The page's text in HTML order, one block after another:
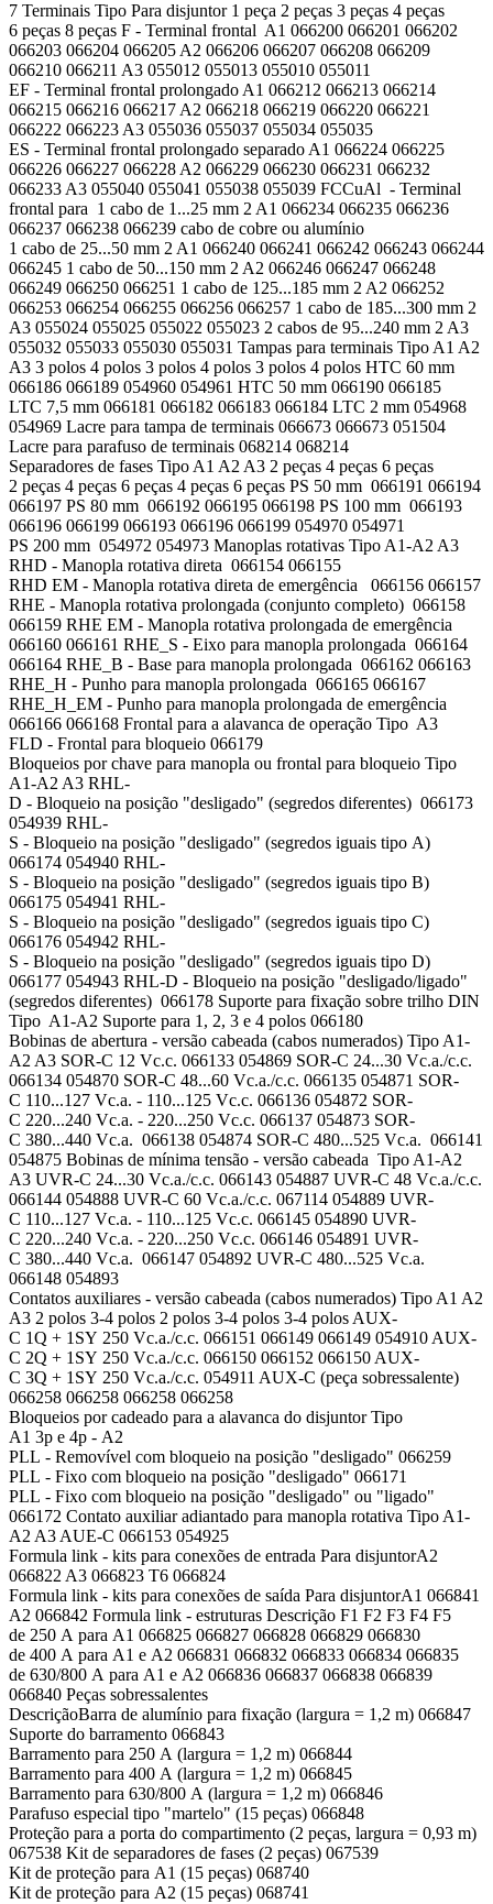
7 Terminais Tipo Para disjuntor 1 peça 2 peças 3 peças 4 peças
6 peças 8 peças F - Terminal frontal A1 066200 066201 066202
066203 066204 066205 A2 066206 066207 066208 066209
066210 066211 A3 055012 055013 055010 055011
EF - Terminal frontal prolongado A1 066212 066213 066214
066215 066216 066217 A2 066218 066219 066220 066221
066222 066223 A3 055036 055037 055034 055035
ES - Terminal frontal prolongado separado A1 066224 066225
066226 066227 066228 A2 066229 066230 066231 066232
066233 A3 055040 055041 055038 055039 FCCuAl - Terminal
frontal para 1 cabo de 1...25 mm 2 A1 066234 066235 066236
066237 066238 066239 cabo de cobre ou alumínio
1 cabo de 25...50 mm 2 A1 066240 066241 066242 066243 066244
066245 1 cabo de 50...150 mm 2 A2 066246 066247 066248
066249 066250 066251 1 cabo de 125...185 mm 2 A2 066252
066253 066254 066255 066256 066257 1 cabo de 185...300 mm 2
A3 055024 055025 055022 055023 2 cabos de 95...240 mm 2 A3
055032 055033 055030 055031 Tampas para terminais Tipo A1 A2
A3 3 polos 4 polos 3 polos 4 polos 3 polos 4 polos HTC 60 mm
066186 066189 054960 054961 HTC 50 mm 066190 066185
LTC 7,5 mm 066181 066182 066183 066184 LTC 2 mm 054968
054969 Lacre para tampa de terminais 066673 066673 051504
Lacre para parafuso de terminais 068214 068214
Separadores de fases Tipo A1 A2 A3 2 peças 4 peças 6 peças
2 peças 4 peças 6 peças 4 peças 6 peças PS 50 mm 066191 066194
066197 PS 80 mm 066192 066195 066198 PS 100 mm 066193
066196 066199 066193 066196 066199 054970 054971
PS 200 mm 054972 054973 Manoplas rotativas Tipo A1-A2 A3
RHD - Manopla rotativa direta 066154 066155
RHD EM - Manopla rotativa direta de emergência 066156 066157
RHE - Manopla rotativa prolongada (conjunto completo) 066158
066159 RHE EM - Manopla rotativa prolongada de emergência
066160 066161 RHE_S - Eixo para manopla prolongada 066164
066164 RHE_B - Base para manopla prolongada 066162 066163
RHE_H - Punho para manopla prolongada 066165 066167
RHE_H_EM - Punho para manopla prolongada de emergência
066166 066168 Frontal para a alavanca de operação Tipo A3
FLD - Frontal para bloqueio 066179
Bloqueios por chave para manopla ou frontal para bloqueio Tipo
A1-A2 A3 RHL-
D - Bloqueio na posição "desligado" (segredos diferentes) 066173
054939 RHL-
S - Bloqueio na posição "desligado" (segredos iguais tipo A)
066174 054940 RHL-
S - Bloqueio na posição "desligado" (segredos iguais tipo B)
066175 054941 RHL-
S - Bloqueio na posição "desligado" (segredos iguais tipo C)
066176 054942 RHL-
S - Bloqueio na posição "desligado" (segredos iguais tipo D)
066177 054943 RHL-D - Bloqueio na posição "desligado/ligado"
(segredos diferentes) 066178 Suporte para fixação sobre trilho DIN
Tipo A1-A2 Suporte para 1, 2, 3 e 4 polos 066180
Bobinas de abertura - versão cabeada (cabos numerados) Tipo A1-
A2 A3 SOR-C 12 Vc.c. 066133 054869 SOR-C 24...30 Vc.a./c.c.
066134 054870 SOR-C 48...60 Vc.a./c.c. 066135 054871 SOR-
C 110...127 Vc.a. - 110...125 Vc.c. 066136 054872 SOR-
C 220...240 Vc.a. - 220...250 Vc.c. 066137 054873 SOR-
C 380...440 Vc.a. 066138 054874 SOR-C 480...525 Vc.a. 066141
054875 Bobinas de mínima tensão - versão cabeada Tipo A1-A2
A3 UVR-C 24...30 Vc.a./c.c. 066143 054887 UVR-C 48 Vc.a./c.c.
066144 054888 UVR-C 60 Vc.a./c.c. 067114 054889 UVR-
C 110...127 Vc.a. - 110...125 Vc.c. 066145 054890 UVR-
C 220...240 Vc.a. - 220...250 Vc.c. 066146 054891 UVR-
C 380...440 Vc.a. 066147 054892 UVR-C 480...525 Vc.a.
066148 054893
Contatos auxiliares - versão cabeada (cabos numerados) Tipo A1 A2
A3 2 polos 3-4 polos 2 polos 3-4 polos 3-4 polos AUX-
C 1Q + 1SY 250 Vc.a./c.c. 066151 066149 066149 054910 AUX-
C 2Q + 1SY 250 Vc.a./c.c. 066150 066152 066150 AUX-
C 3Q + 1SY 250 Vc.a./c.c. 054911 AUX-C (peça sobressalente)
066258 066258 066258 066258
Bloqueios por cadeado para a alavanca do disjuntor Tipo
A1 3p e 4p - A2
PLL - Removível com bloqueio na posição "desligado" 066259
PLL - Fixo com bloqueio na posição "desligado" 066171
PLL - Fixo com bloqueio na posição "desligado" ou "ligado"
066172 Contato auxiliar adiantado para manopla rotativa Tipo A1-
A2 A3 AUE-C 066153 054925
Formula link - kits para conexões de entrada Para disjuntorA2
066822 A3 066823 T6 066824
Formula link - kits para conexões de saída Para disjuntorA1 066841
A2 066842 Formula link - estruturas Descrição F1 F2 F3 F4 F5
de 250 A para A1 066825 066827 066828 066829 066830
de 400 A para A1 e A2 066831 066832 066833 066834 066835
de 630/800 A para A1 e A2 066836 066837 066838 066839
066840 Peças sobressalentes
DescriçãoBarra de alumínio para fixação (largura = 1,2 m) 066847
Suporte do barramento 066843
Barramento para 250 A (largura = 1,2 m) 066844
Barramento para 400 A (largura = 1,2 m) 066845
Barramento para 630/800 A (largura = 1,2 m) 066846
Parafuso especial tipo "martelo" (15 peças) 066848
Proteção para a porta do compartimento (2 peças, largura = 0,93 m)
067538 Kit de separadores de fases (2 peças) 067539
Kit de proteção para A1 (15 peças) 068740
Kit de proteção para A2 (15 peças) 068741